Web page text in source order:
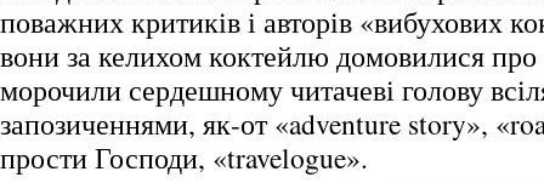
поважних критиків і авторів «вибухових
вони за келихом коктейлю домовилися
морочили сердешному читачеві голову
запозиченнями, як-от «adventure story»,
прости Господи, «travelogue».